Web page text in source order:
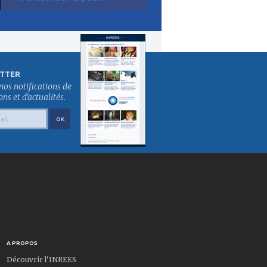
notifications de
et d'actualités.
A PROPOS
Découvrir l'INREES